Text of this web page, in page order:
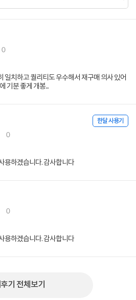
0
일치하고 퀄리티도 우수해서 재구매 의사 있어
기분 좋게 개봉...
한달 사용기
0
용하겠습니다. 감사합니다
0
용하겠습니다. 감사합니다
기 전체보기